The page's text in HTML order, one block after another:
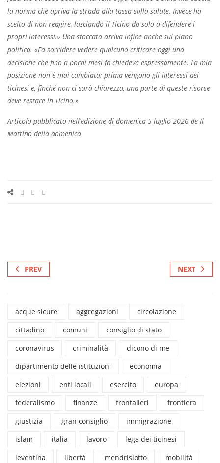
la norma che apriva la strada alla tassa sulla salute. Invece ha
scelto di non reagire, lasciando il Ticino da solo a difendere i
propri interessi.» Una stoccata arriva infine anche sul piano
politico. «Fa sorridere vedere qualcuno criticare oggi una
decisione che fino a pochi mesi fa chiedeva espressamente. La mia
posizione non è mai cambiata: prima vengono gli interessi dei
ticinesi e, finché non ci sarà chiarezza, una parte di queste risorse
deve restare in Ticino.»
Articolo pubblicato nell’edizione di domenica 5 luglio 2026 de Il
Mattino della domenica
PREV NEXT
acque sicure aggregazioni
circolazione
cittadino
comuni
consiglio di stato
coronavirus
criminalità
dicono di me
dipartimento delle istituzioni
economia
elezioni
enti locali esercito
europa
federalismo
finanze frontalieri
frontiera
giustizia
gran consiglio
immigrazione
islam
italia lavoro
lega dei ticinesi
leventina
libertà mendrisiotto
mobilità